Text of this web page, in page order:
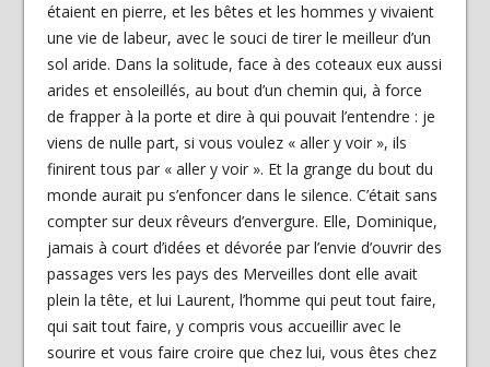
étaient en pierre, et les bêtes et les hommes y vivaient
une vie de labeur, avec le souci de tirer le meilleur d’un
sol aride. Dans la solitude, face à des coteaux eux aussi
arides et ensoleillés, au bout d’un chemin qui, à force
de frapper à la porte et dire à qui pouvait l’entendre : je
viens de nulle part, si vous voulez « aller y voir », ils
finirent tous par « aller y voir ». Et la grange du bout du
monde aurait pu s’enfoncer dans le silence. C’était sans
compter sur deux rêveurs d’envergure. Elle, Dominique,
jamais à court d’idées et dévorée par l’envie d’ouvrir des
passages vers les pays des Merveilles dont elle avait
plein la tête, et lui Laurent, l’homme qui peut tout faire,
qui sait tout faire, y compris vous accueillir avec le
sourire et vous faire croire que chez lui, vous êtes chez